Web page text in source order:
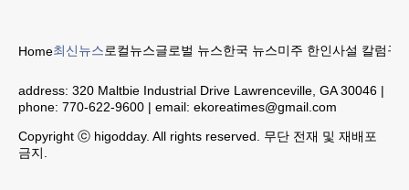
Home최신뉴스로컬뉴스글로벌 뉴스한국 뉴스미주 한인사설 칼럼구
address: 320 Maltbie Industrial Drive Lawrenceville, GA 30046 |
phone: 770-622-9600 | email: ekoreatimes@gmail.com
Copyright ⓒ higodday. All rights reserved. 무단 전재 및 재배포
금지.